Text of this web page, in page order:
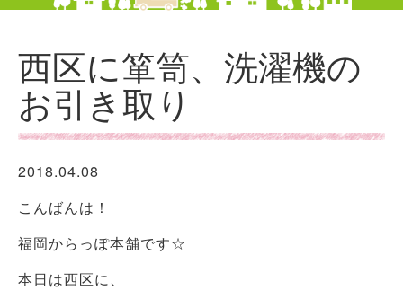
西区に箪笥、洗濯機の
お引き取り
2018.04.08
こんばんは！
福岡からっぽ本舗です☆
本日は西区に、